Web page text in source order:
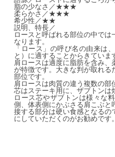
脂の少なさ／★★★
柔らかさ／★★★
希少性／★★
説明、特長／
ロースと呼ばれる部位の中で
なります。
「ロース」の呼び名の由来は
と）に適することからきていま
肩ロースは適度に脂肪を含み
が特徴です。大きな判が取れ
部位です。
肩ロースは肉質の違う複数の
芯はステーキ用に、ザブトンは
ロース芯やザブトンは様々な
側、体表側にかぶさる肩こぶと
接する部分は硬い食感となるの
にしていただくのがお勧めです。